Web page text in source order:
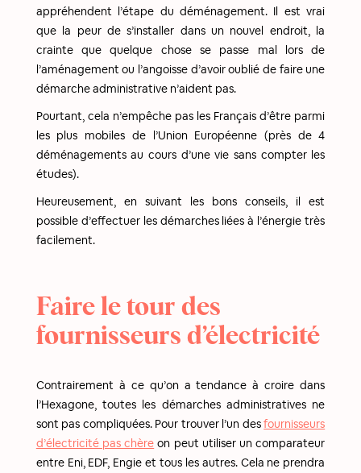
appréhendent l’étape du déménagement. Il est vrai
que la peur de s’installer dans un nouvel endroit, la
crainte que quelque chose se passe mal lors de
l’aménagement ou l’angoisse d’avoir oublié de faire une
démarche administrative n’aident pas.
Pourtant, cela n’empêche pas les Français d’être parmi
les plus mobiles de l’Union Européenne (près de 4
déménagements au cours d’une vie sans compter les
études).
Heureusement, en suivant les bons conseils, il est
possible d’effectuer les démarches liées à l’énergie très
facilement.
Faire le tour des
fournisseurs d’électricité
Contrairement à ce qu’on a tendance à croire dans
l’Hexagone, toutes les démarches administratives ne
sont pas compliquées. Pour trouver l’un desfournisseurs
d’électricité pas chère on peut utiliser un comparateur
entre Eni, EDF, Engie et tous les autres. Cela ne prendra